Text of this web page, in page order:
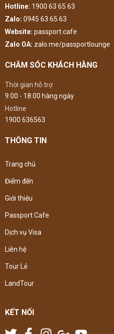
Hotline: 1900 63 65 63
Zalo: 0945 63 65 63
Website: passport.cafe
Zalo OA: zalo.me/passportlounge
CHĂM SÓC KHÁCH HÀNG
Thời gian hỗ trợ
9:00 - 18:00 hàng ngày
Hotline
1900 636563
THÔNG TIN
Trang chủ
Điểm đến
Giới thiệu
Passport Cafe
Dịch vụ Visa
Liên hệ
Tour Lẻ
LandTour
KẾT NỐI